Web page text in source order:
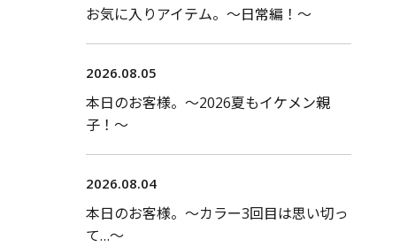
お気に入りアイテム。〜日常編！〜
2026.08.05
本日のお客様。〜2026夏もイケメン親
子！〜
2026.08.04
本日のお客様。〜カラー3回目は思い切っ
て…〜